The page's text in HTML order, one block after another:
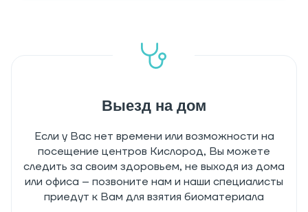
Выезд на дом
Если у Вас нет времени или возможности на
посещение центров Кислород, Вы можете
следить за своим здоровьем, не выходя из дома
или офиса – позвоните нам и наши специалисты
приедут к Вам для взятия биоматериала